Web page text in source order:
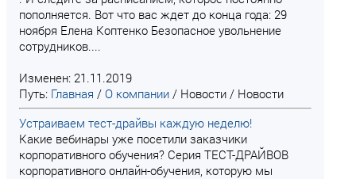
пополняется. Вот что вас ждет до конца года: 29
ноября Елена Коптенко Безопасное увольнение
сотрудников....
Изменен: 21.11.2019
Путь: Главная / О компании / Новости / Новости
Устраиваем тест-драйвы каждую неделю!
Какие вебинары уже посетили заказчики
корпоративного обучения? Серия ТЕСТ-ДРАЙВОВ
корпоративного онлайн-обучения, которую мы